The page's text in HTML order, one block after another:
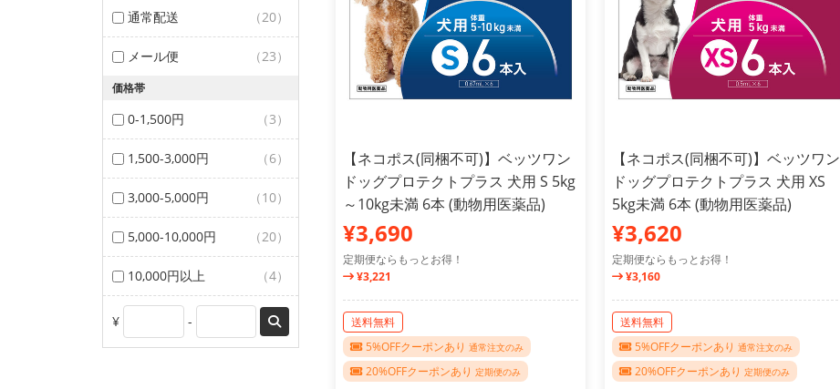
通常配送 （20）
メール便 （23）
価格帯
0-1,500円 （3）
1,500-3,000円 （6）
3,000-5,000円 （10）
5,000-10,000円 （20）
10,000円以上 （4）
¥ -
【ネコポス(同梱不可)】ベッツワン
ドッグプロテクトプラス 犬用 S 5kg
～10kg未満 6本 (動物用医薬品)
¥3,690
定期便ならもっとお得！
¥3,221
送料無料
5%OFFクーポンあり 通常注文のみ
20%OFFクーポンあり 定期便のみ
【ネコポス(同梱不可)】ベッツワン
ドッグプロテクトプラス 犬用 XS
5kg未満 6本 (動物用医薬品)
¥3,620
定期便ならもっとお得！
¥3,160
送料無料
5%OFFクーポンあり 通常注文のみ
20%OFFクーポンあり 定期便のみ